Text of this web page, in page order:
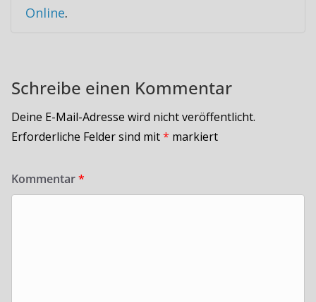
Online.
Schreibe einen Kommentar
Deine E-Mail-Adresse wird nicht veröffentlicht.
Erforderliche Felder sind mit* markiert
Kommentar*